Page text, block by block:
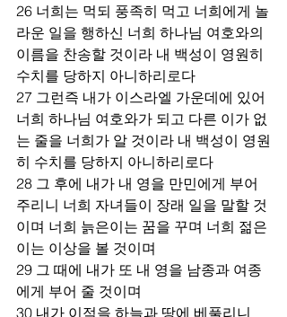
26 너희는 먹되 풍족히 먹고 너희에게 놀
라운 일을 행하신 너희 하나님 여호와의
이름을 찬송할 것이라 내 백성이 영원히
수치를 당하지 아니하리로다
27 그런즉 내가 이스라엘 가운데에 있어
너희 하나님 여호와가 되고 다른 이가 없
는 줄을 너희가 알 것이라 내 백성이 영원
히 수치를 당하지 아니하리로다
28 그 후에 내가 내 영을 만민에게 부어
주리니 너희 자녀들이 장래 일을 말할 것
이며 너희 늙은이는 꿈을 꾸며 너희 젊은
이는 이상을 볼 것이며
29 그 때에 내가 또 내 영을 남종과 여종
에게 부어 줄 것이며
30 내가 이적을 하늘과 땅에 베풀리니